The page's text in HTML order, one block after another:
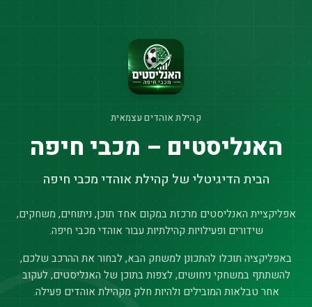
קהילת אוהדים עצמאית
האנליסטים – מכבי חיפה
הבית הדיגיטלי של קהילת אוהדי מכבי חיפה
אפליקציית האנליסטים מרכזת במקום אחד תוכן, ניתוחים, משחקים,
שידורים ופעילויות קהילתיות עבור אוהדי מכבי חיפה.
באפליקציה תוכלו להתכונן למשחק הבא, לבחור את ההרכב שלכם,
להשתתף במשחקי ניחושים, לצפות בתוכן של האנליסטים, לעקוב
אחר טבלאות המובילים ולהיות חלק מקהילת אוהדים פעילה.